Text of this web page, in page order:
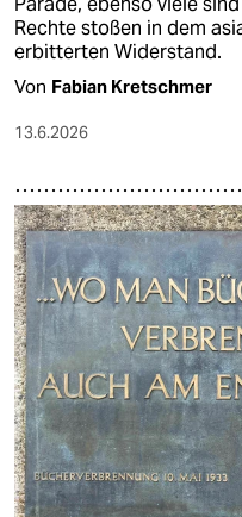
Rechte stoßen in dem
erbitterten Widerstand.
Von Fabian Kretschmer
13.6.2026